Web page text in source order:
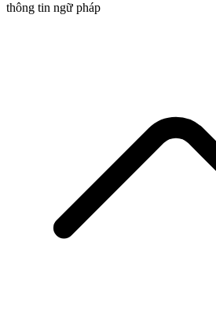
thông tin ngữ pháp